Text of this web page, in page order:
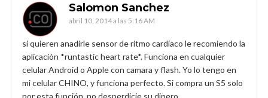
Salomon Sanchez
abril 10, 2014 a las 5:16 AM
si quieren anadirle sensor de ritmo cardíaco le recomiendo la
aplicación *runtastic heart rate*. Funciona en cualquier
celular Android o Apple con camara y flash. Yo lo tengo en
mi celular CHINO, y funciona perfecto. Si compra un S5 solo
por esta función, no desperdicie su dinero.